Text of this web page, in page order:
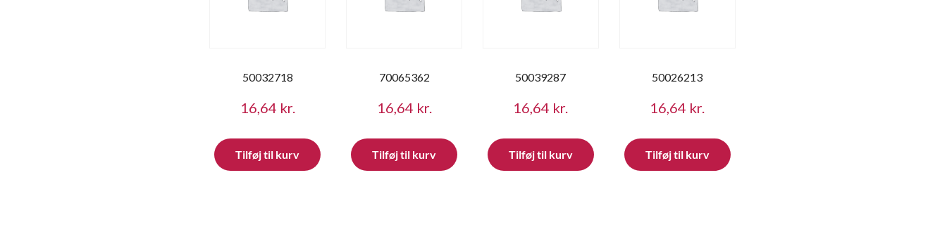
50032718
16,64 kr.
Tilføj til kurv
70065362
16,64 kr.
Tilføj til kurv
50039287
16,64 kr.
Tilføj til kurv
50026213
16,64 kr.
Tilføj til kurv